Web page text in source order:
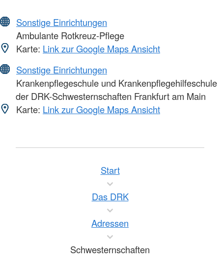
Sonstige Einrichtungen
Ambulante Rotkreuz-Pflege
Karte: Link zur Google Maps Ansicht
Sonstige Einrichtungen
Krankenpflegeschule und Krankenpflegehilfeschule
der DRK-Schwesternschaften Frankfurt am Main
Karte: Link zur Google Maps Ansicht
Start
Das DRK
Adressen
Schwesternschaften